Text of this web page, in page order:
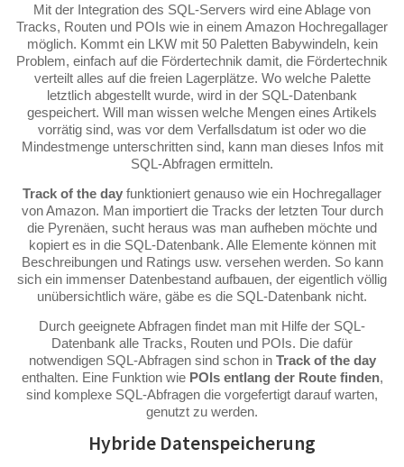
Mit der Integration des SQL-Servers wird eine Ablage von
Tracks, Routen und POIs wie in einem Amazon Hochregallager
möglich. Kommt ein LKW mit 50 Paletten Babywindeln, kein
Problem, einfach auf die Fördertechnik damit, die Fördertechnik
verteilt alles auf die freien Lagerplätze. Wo welche Palette
letztlich abgestellt wurde, wird in der SQL-Datenbank
gespeichert. Will man wissen welche Mengen eines Artikels
vorrätig sind, was vor dem Verfallsdatum ist oder wo die
Mindestmenge unterschritten sind, kann man dieses Infos mit
SQL-Abfragen ermitteln.
Track of the day funktioniert genauso wie ein Hochregallager
von Amazon. Man importiert die Tracks der letzten Tour durch
die Pyrenäen, sucht heraus was man aufheben möchte und
kopiert es in die SQL-Datenbank. Alle Elemente können mit
Beschreibungen und Ratings usw. versehen werden. So kann
sich ein immenser Datenbestand aufbauen, der eigentlich völlig
unübersichtlich wäre, gäbe es die SQL-Datenbank nicht.
Durch geeignete Abfragen findet man mit Hilfe der SQL-
Datenbank alle Tracks, Routen und POIs. Die dafür
notwendigen SQL-Abfragen sind schon in Track of the day
enthalten. Eine Funktion wie POIs entlang der Route finden,
sind komplexe SQL-Abfragen die vorgefertigt darauf warten,
genutzt zu werden.
Hybride Datenspeicherung